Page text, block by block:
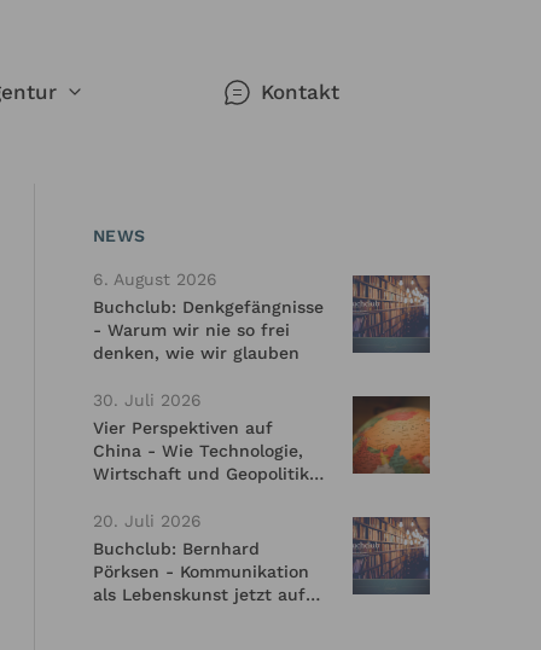
sich
Kontakt
NEWS
6. August 2026
Buchclub: Denkgefängnisse
- Warum wir nie so frei
denken, wie wir glauben
30. Juli 2026
Vier Perspektiven auf
China - Wie Technologie,
Wirtschaft und Geopolitik
prägen
20. Juli 2026
Buchclub: Bernhard
Pörksen - Kommunikation
als Lebenskunst jetzt auf